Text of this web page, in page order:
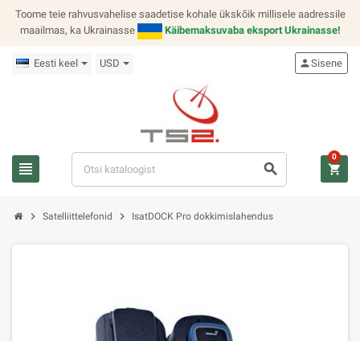
Toome teie rahvusvahelise saadetise kohale ükskõik millisele aadressile
maailmas, ka Ukrainasse
Käibemaksuvaba eksport Ukrainasse!
Eesti keel USD
view_headline search
personSisene
shopping_cart
0
chevron_right Satelliittelefonid chevron_right IsatDOCK Pro dokkimislahendus